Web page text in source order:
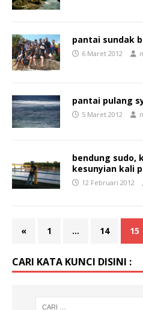
pantai sundak
6 Maret 2012
pantai pulang
5 Maret 2012
bendung sudo,
kesunyian kali
12 Februari 2012
« 1 … 14 15
CARI KATA KUNCI DISINI :